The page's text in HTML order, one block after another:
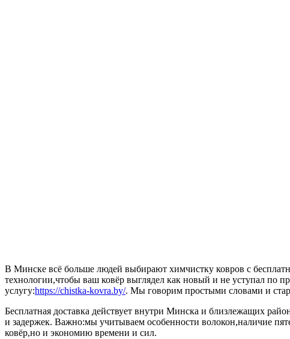
В Минске всё больше людей выбирают химчистку ковров с
технологии,чтобы ваш ковёр выглядел как новый и не уступал по
услугу:https://chistka-kovra.by/. Мы говорим простыми словами и
Бесплатная доставка действует внутри Минска и близлежащих
и задержек. Важно:мы учитываем особенности волокон,наличие
ковёр,но и экономию времени и сил.